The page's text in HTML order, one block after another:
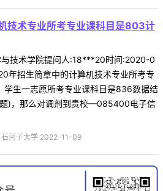
技术专业所考专业课科目是803计
技术学院提问人:18***20时间:2020-0
年招生简章中的计算机技术专业所考专
学生一志愿所考专业课科目是836数据结
)，那么对调剂到贵校—085400电子信
石河子大学 2022-11-09